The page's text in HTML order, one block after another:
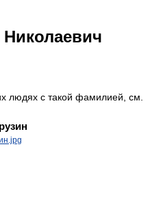
людях с такой фамилией, см.